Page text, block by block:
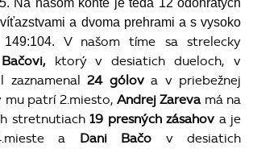
Na našom konte je teda 12 odohratých
a dvoma prehrami a s vysoko
V našom tíme sa strelecky
ktorý v desiatich dueloch, v
zaznamenal24 gólova v priebežnej
patrí 2.miesto, Andrej Zarevamá na
stretnutiach 19 presných zásahov a je
a Dani Bačo v desiatich